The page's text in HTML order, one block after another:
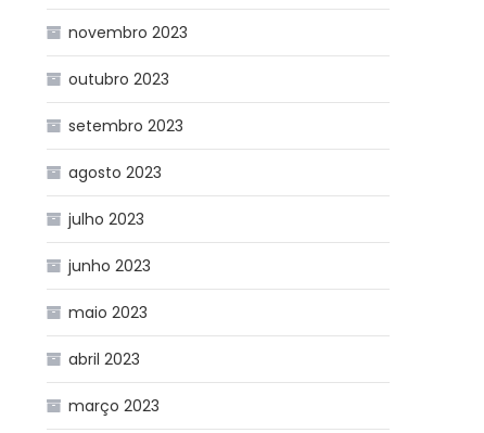
novembro 2023
outubro 2023
setembro 2023
agosto 2023
julho 2023
junho 2023
maio 2023
abril 2023
março 2023